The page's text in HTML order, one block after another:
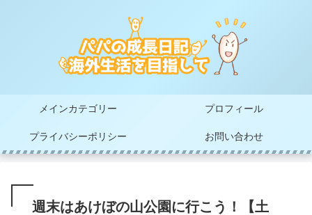
メインカテゴリー プロフィール
プライバシーポリシー お問い合わせ
週末はあけぼの山公園に行こう！【土